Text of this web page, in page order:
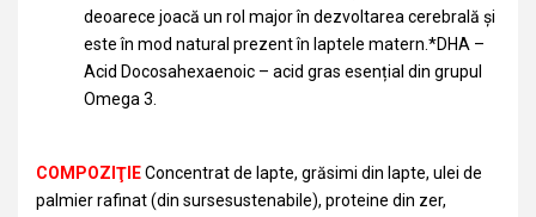
deoarece joacă un rol major în dezvoltarea cerebrală și
este în mod natural prezent în laptele matern.*DHA –
Acid Docosahexaenoic – acid gras esențial din grupul
Omega 3.
COMPOZIŢIEConcentrat de lapte, grăsimi din lapte, ulei de
palmier rafinat (din sursesustenabile), proteine din zer,